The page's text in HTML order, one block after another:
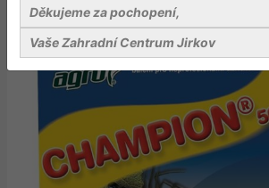
Děkujeme za pochopení,
Vaše Zahradní Centrum Jirkov